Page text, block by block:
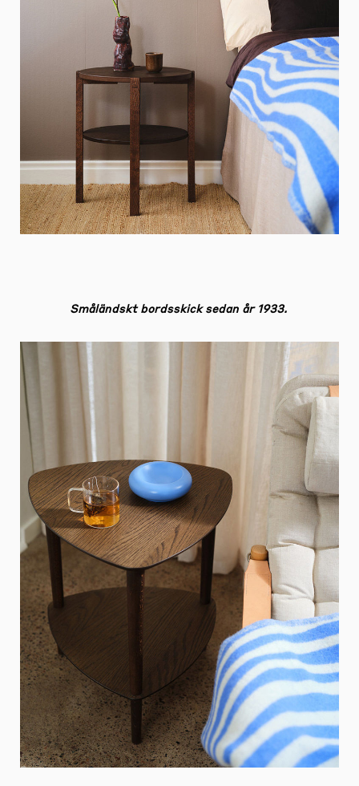
Småländskt bordsskick sedan år 1933.